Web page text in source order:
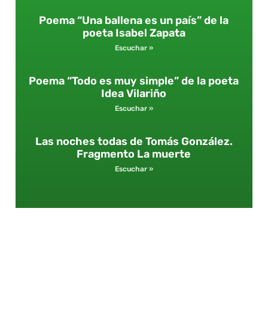
Poema “Una ballena es un país” de la
poeta Isabel Zapata
Escuchar »
Poema “Todo es muy simple” de la poeta
Idea Vilariño
Escuchar »
Las noches todas de Tomás González.
Fragmento La muerte
Escuchar »